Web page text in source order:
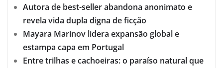
Autora de best-seller abandona anonimato e
revela vida dupla digna de ficção
Mayara Marinov lidera expansão global e
estampa capa em Portugal
Entre trilhas e cachoeiras: o paraíso natural que